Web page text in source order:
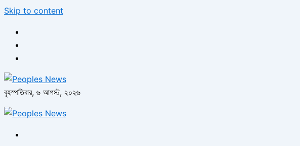
Skip to content
বৃহস্পতিবার, ৬ আগস্ট, ২০২৬